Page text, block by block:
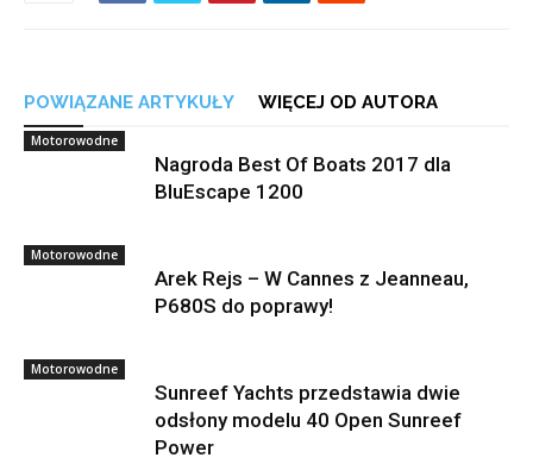
POWIĄZANE ARTYKUŁY WIĘCEJ OD AUTORA
Motorowodne
Nagroda Best Of Boats 2017 dla
BluEscape 1200
Motorowodne
Arek Rejs – W Cannes z Jeanneau,
P680S do poprawy!
Motorowodne
Sunreef Yachts przedstawia dwie
odsłony modelu 40 Open Sunreef
Power